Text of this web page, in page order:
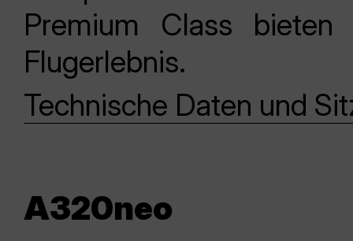
Premium Class
Flugerlebnis.
Technische Daten und
A320neo